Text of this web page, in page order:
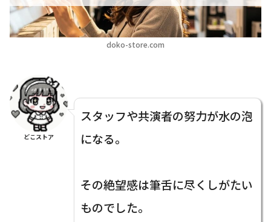
doko-store.com
どこストア
スタッフや共演者の努力が水の泡
になる。
その絶望感は筆舌に尽くしがたい
ものでした。